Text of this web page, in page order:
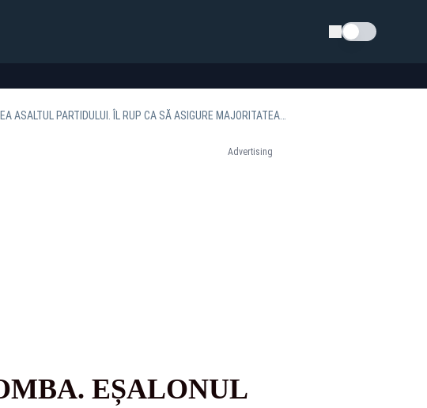
Schimba tema
ANC A ALEXANDRESCU ARUNCĂ BOMBA. EȘALONUL DOI DIN PSD VREA SĂ DEA ASALTUL PARTIDULUI. ÎL RUP CA SĂ ASIGURE MAJORITATEA LUI BOLOJAN-NICUȘOR
Advertising
EȘALONUL